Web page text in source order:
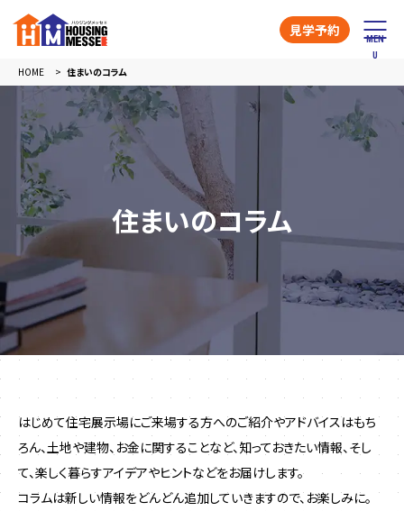
見学予約
HOME 住まいのコラム
住まいのコラム
はじめて住宅展示場にご来場する方へのご紹介やアドバイスはもち
ろん、土地や建物、お金に関することなど、 知っておきたい情報、そし
て、楽しく暮らすアイデアやヒントなどをお届けします。
コラムは新しい情報をどんどん追加していきますので、お楽しみに。